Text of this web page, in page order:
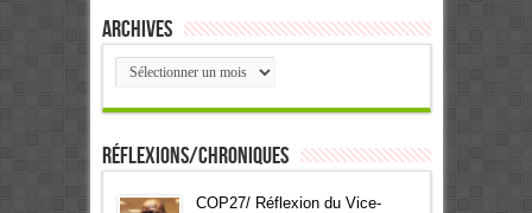
Archives
Archives
Réflexions/Chroniques
COP27/ Réflexion du Vice-